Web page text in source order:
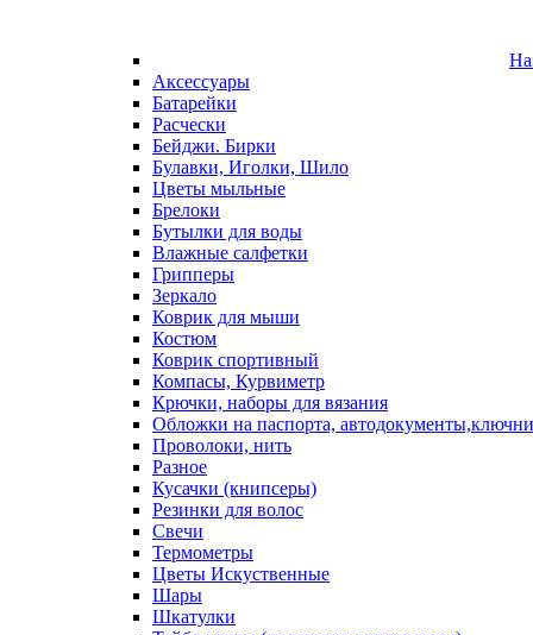
Аксессуары
Батарейки
Расчески
Бейджи. Бирки
Булавки, Иголки, Шило
Цветы мыльные
Брелоки
Бутылки для воды
Влажные салфетки
Грипперы
Зеркало
Коврик для мыши
Костюм
Коврик спортивный
Компасы, Курвиметр
Крючки, наборы для вязания
Обложки на паспорта,
Проволоки, нить
Разное
Кусачки (книпсеры)
Резинки для волос
Свечи
Термометры
Цветы Искуственные
Шары
Шкатулки